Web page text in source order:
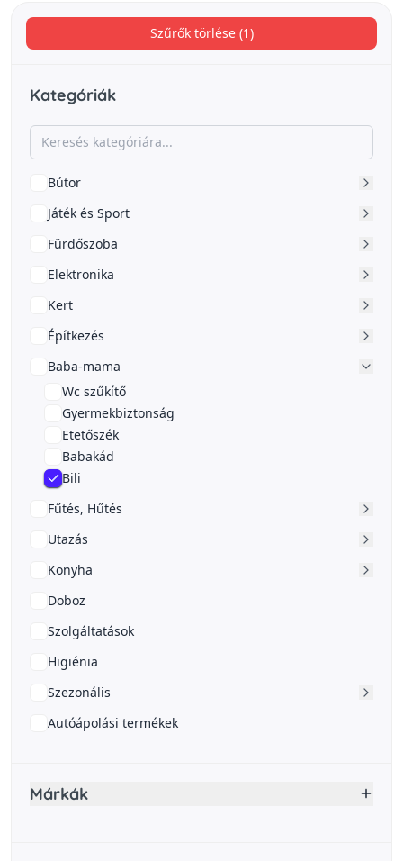
Szűrők törlése (1)
Kategóriák
Bútor
Játék és Sport
Fürdőszoba
Elektronika
Kert
Építkezés
Baba-mama
Wc szűkítő
Gyermekbiztonság
Etetőszék
Babakád
Bili
Fűtés, Hűtés
Utazás
Konyha
Doboz
Szolgáltatások
Higiénia
Szezonális
Autóápolási termékek
Márkák